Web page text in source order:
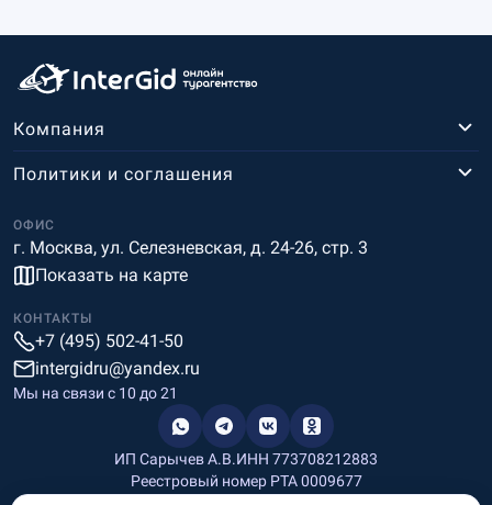
Компания
ОФИС
г. Москва, ул. Селезневская, д. 24-26, стр. 3
Показать на карте
Политики и соглашения
КОНТАКТЫ
+7 (495) 502-41-50
intergidru@yandex.ru
Мы на связи c 10 до 21
ИП Сарычев А.В.ИНН 773708212883
Реестровый номер РТА 0009677